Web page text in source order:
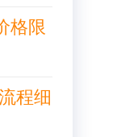
格限
程细